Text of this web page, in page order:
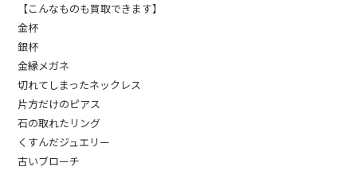
【こんなものも買取できます】
金杯
銀杯
金縁メガネ
切れてしまったネックレス
片方だけのピアス
石の取れたリング
くすんだジュエリー
古いブローチ